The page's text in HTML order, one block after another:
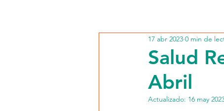
Salud
Abril
17 abr 2023 0 min de
Actualizado: 16 may